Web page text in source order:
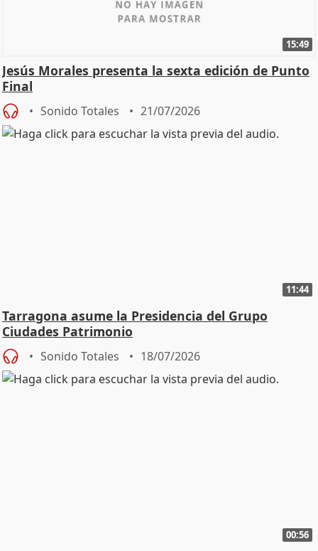
15:49
Jesús Morales presenta la sexta edición de Punto
Final
Sonido Totales 21/07/2026
11:44
Tarragona asume la Presidencia del Grupo
Ciudades Patrimonio
Sonido Totales 18/07/2026
00:56